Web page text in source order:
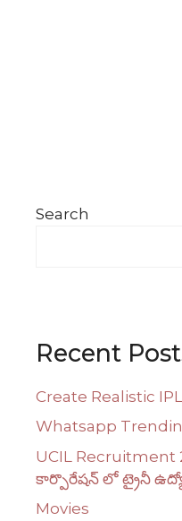
Search
Recent
Create Realistic
Whatsapp
UCIL
కార్పొరేషన్ లో ట్రైనీ
Movies